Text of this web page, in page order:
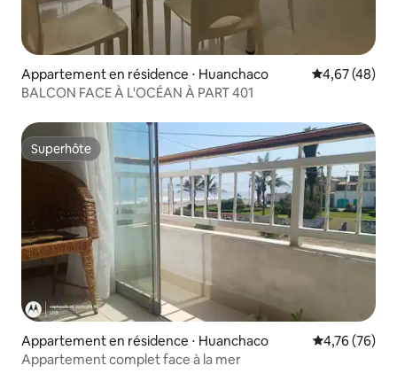
Appartement en résidence ⋅ Huanchaco Évaluation
4,67 (48)
BALCON FACE À L'OCÉAN À PART 401
Superhôte
Superhôte
Appartement en résidence ⋅ Huanchaco Évaluation
4,76 (76)
Appartement complet face à la mer